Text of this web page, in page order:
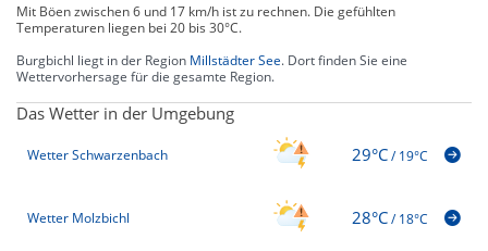
Mit Böen zwischen 6 und 17 km/h ist zu rechnen. Die gefühlten
Temperaturen liegen bei 20 bis 30°C.
Burgbichl liegt in der Region Millstädter See. Dort finden Sie eine
Wettervorhersage für die gesamte Region.
Das Wetter in der Umgebung
Wetter Schwarzenbach 29°C/19°C
Wetter Molzbichl 28°C/18°C